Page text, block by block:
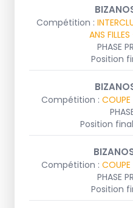
Compétition :
ANS
PHASE
Position
Compétition : COUPE
Position
Compétition : COUPE
PHASE
Position